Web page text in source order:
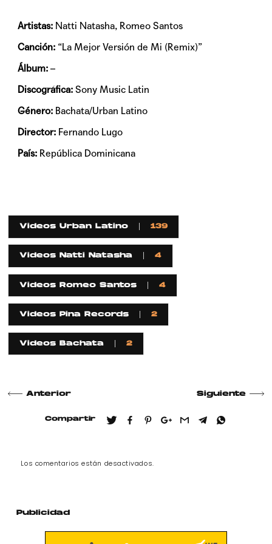
Artistas: Natti Natasha, Romeo Santos
Canción: “La Mejor Versión de Mi (Remix)”
Álbum: –
Discográfica: Sony Music Latin
Género: Bachata/Urban Latino
Director: Fernando Lugo
País: República Dominicana
Videos Urban Latino 139
Videos Natti Natasha 4
Videos Romeo Santos 4
Videos Pina Records 2
Videos Bachata 2
Anterior Siguiente
Compartir
Los comentarios están desactivados.
Publicidad